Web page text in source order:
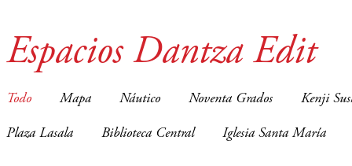
Espacios Dantza Edit
Todo Mapa Náutico Noventa Grados Kenji
Plaza Lasala Biblioteca Central Iglesia Santa María